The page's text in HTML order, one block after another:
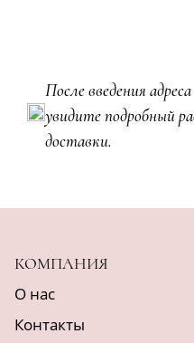
После введения
увидите подробный
доставки.
КОМПАНИЯ
О нас
Контакты